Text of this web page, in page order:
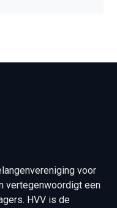
voor
vertegenwoordigt een
HVV is de